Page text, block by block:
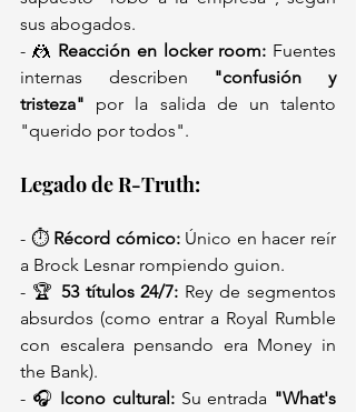
sus abogados.
- 🤼 Reacción en locker room: Fuentes
internas describen "confusión y
tristeza" por la salida de un talento
"querido por todos".
Legado de R-Truth:
- ⏱️ Récord cómico: Único en hacer reír
a Brock Lesnar rompiendo guion.
- 🏆 53 títulos 24/7: Rey de segmentos
absurdos (como entrar a Royal Rumble
con escalera pensando era Money in
the Bank).
- 🎧 Icono cultural: Su entrada "What's